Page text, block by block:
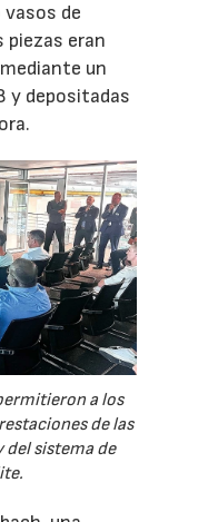
de
piezas eran
un
depositadas
a los
de las
del sistema de